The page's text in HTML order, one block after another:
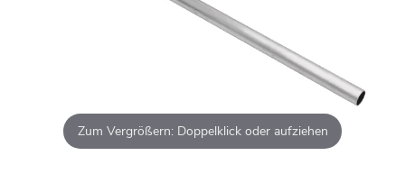
Zum Vergrößern: Doppelklick oder aufziehen